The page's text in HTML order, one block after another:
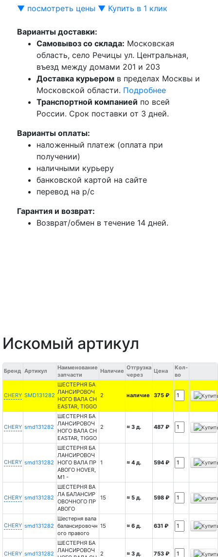
▼ посмотреть цены ▼ Купить в 1 клик
Варианты доставки:
Самовывоз со склада: Московская
область, село Речицы ул. Центральная,
въезд между домами 201 и 203
Доставка курьером в пределах Москвы и
Московской области. Подробнее
Транспортной компанией по всей
России. Срок поставки от 3 дней.
Варианты оплаты:
наложенный платеж (оплата при
получении)
наличными курьеру
банковской картой на сайте
перевод на р/с
Гарантия и возврат:
Возврат/обмен в течение 14 дней.
Искомый артикул
Бренд Артикул
Наименование
запчасти
Наличие Отгрузка
через
Цена
Кол-
во
CHERY SMD131282
ШЕСТЕРНЯ БА
ЛАНСИРОВОЧ
НОГО ВАЛА CH
EASTAR, TIGGO
2 наличие 375 ₽
CHERY smd131282
ШЕСТЕРНЯ БА
ЛАНСИРОВОЧ
НОГО ВАЛА CH
EASTAR, TIGGO
2 ≈ 3 д. 487 ₽
CHERY smd131282
ШЕСТЕРНЯ БА
ЛАНСИРОВОЧ
НОГО ВАЛА ПР
АВОГО HOVER,
М1 -
1 ≈ 4 д. 594 ₽
CHERY smd131282
ШЕСТЕРНЯ ВА
ЛА БАЛАНСИР
ОВОЧНОГО ПР
АВОГО
15 ≈ 5 д. 598 ₽
CHERY smd131282
Шестерня вала
балансировочн
ого правого
15 ≈ 6 д. 631 ₽
CHERY smd131282
ШЕСТЕРНЯ БА
ЛАНСИРОВОЧ
2 ≈ 3 д. 753 ₽